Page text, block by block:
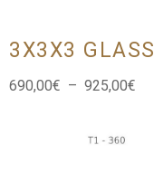
3X3X3 GLASS
690,00€ – 925,00€